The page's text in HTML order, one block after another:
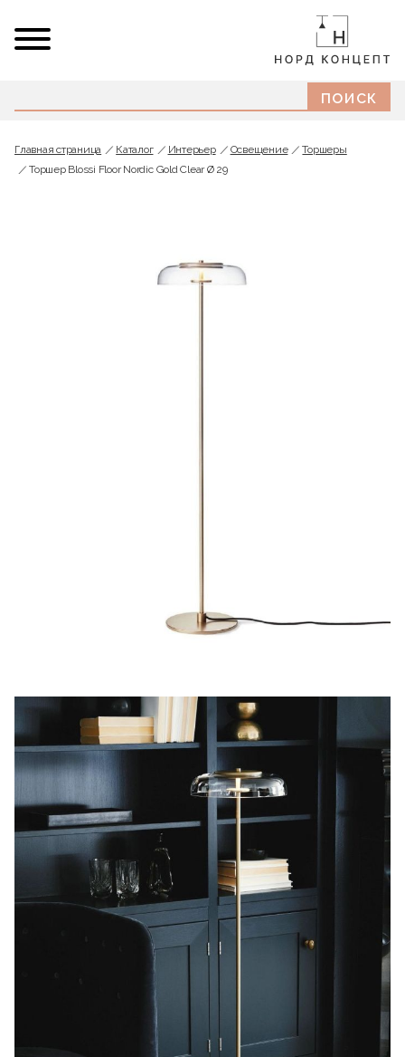
Главная страница Каталог Интерьер Освещение
Торшеры
Торшер Blossi Floor Nordic Gold Clear Ø 29